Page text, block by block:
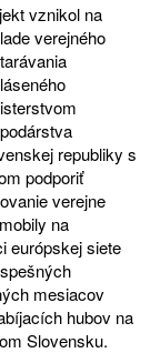
vznikol na
verejného
republiky s
podporiť
verejne
na
európskej siete
mesiacov
hubov na
Slovensku.